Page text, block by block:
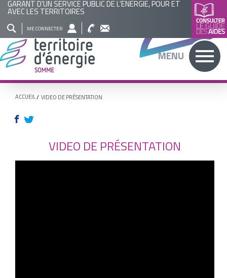
GARANT D'UN SERVICE PUBLIC DE L'ÉNERGIE, POUR ET
AVEC LES TERRITOIRES
ME CONNECTER
RECHERCHER MENU
ACCUEIL VIDEO DE PRÉSENTATION
VIDEO DE PRÉSENTATION
QUI
SOMMES
NOUS
?
NOS
ACTIONS
ACTUALITÉS
AGENDA
BASE
DOCUMENTAIRE